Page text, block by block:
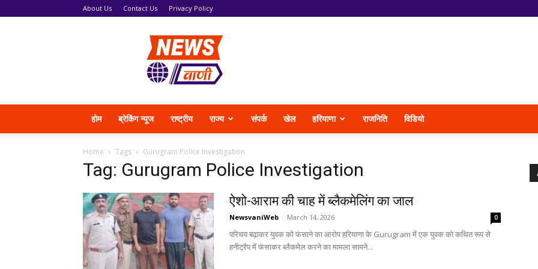
About Us Contact Us Privacy Policy
News
Vani
होम ब्रेकिंग न्यूज राष्ट्रीय राज्य संपर्क खेल हरियाणा राजनिति विडियो
Home Tags Gurugram Police Investigation
Tag: Gurugram Police Investigation
ऐशो-आराम की चाह में ब्लैकमेलिंग का जाल
NewsvaniWeb - March 14, 2026 0
परिचय बढ़ाकर युवक को फंसाने का आरोप हरियाणा के Gurugram में एक युवक को कथित रूप से
हनीट्रैप में फंसाकर ब्लैकमेल करने का मामला सामने...